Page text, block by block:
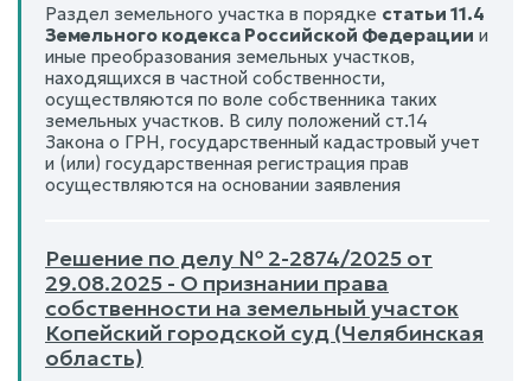
Раздел земельного участка в порядке статьи 11.4
Земельного кодекса Российской Федерации и
иные преобразования земельных участков,
находящихся в частной собственности,
осуществляются по воле собственника таких
земельных участков. В силу положений ст.14
Закона о ГРН, государственный кадастровый учет
и (или) государственная регистрация прав
осуществляются на основании заявления
Решение по делу № 2-2874/2025 от
29.08.2025 - О признании права
собственности на земельный участок
Копейский городской суд (Челябинская
область)